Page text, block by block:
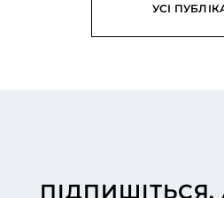
УСІ